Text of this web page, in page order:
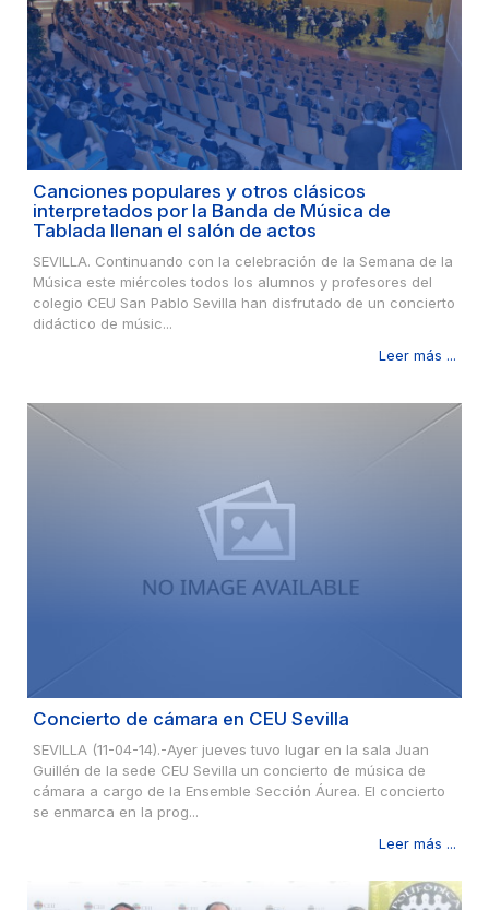
Canciones populares y otros clásicos
interpretados por la Banda de Música de
Tablada llenan el salón de actos
SEVILLA. Continuando con la celebración de la Semana de la
Música este miércoles todos los alumnos y profesores del
colegio CEU San Pablo Sevilla han disfrutado de un concierto
didáctico de músic...
Leer más ...
Concierto de cámara en CEU Sevilla
SEVILLA (11-04-14).-Ayer jueves tuvo lugar en la sala Juan
Guillén de la sede CEU Sevilla un concierto de música de
cámara a cargo de la Ensemble Sección Áurea. El concierto
se enmarca en la prog...
Leer más ...